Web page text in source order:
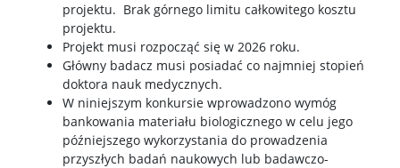
projektu. Brak górnego limitu całkowitego kosztu
projektu.
Projekt musi rozpocząć się w 2026 roku.
Główny badacz musi posiadać co najmniej stopień
doktora nauk medycznych.
W niniejszym konkursie wprowadzono wymóg
bankowania materiału biologicznego w celu jego
późniejszego wykorzystania do prowadzenia
przyszłych badań naukowych lub badawczo-